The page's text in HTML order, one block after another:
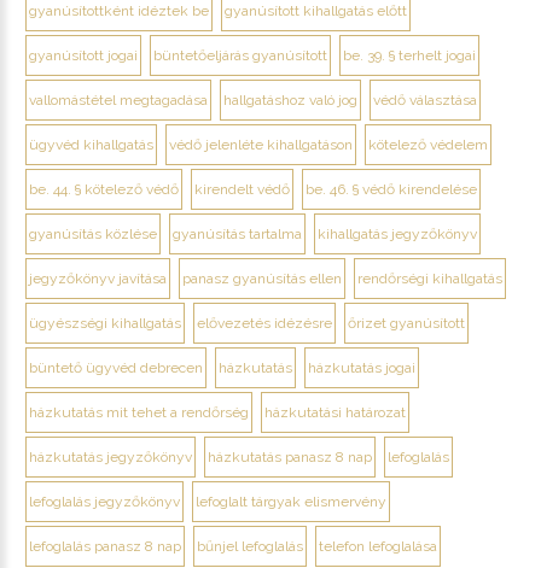
gyanúsítottként idéztek be gyanúsított kihallgatás előtt
gyanúsított jogai büntetőeljárás gyanúsított be. 39. § terhelt jogai
vallomástétel megtagadása hallgatáshoz való jog védő választása
ügyvéd kihallgatás védő jelenléte kihallgatáson kötelező védelem
be. 44. § kötelező védő kirendelt védő be. 46. § védő kirendelése
gyanúsítás közlése gyanúsítás tartalma kihallgatás jegyzőkönyv
jegyzőkönyv javítása panasz gyanúsítás ellen rendőrségi kihallgatás
ügyészségi kihallgatás elővezetés idézésre őrizet gyanúsított
büntető ügyvéd debrecen házkutatás házkutatás jogai
házkutatás mit tehet a rendőrség házkutatási határozat
házkutatás jegyzőkönyv házkutatás panasz 8 nap lefoglalás
lefoglalás jegyzőkönyv lefoglalt tárgyak elismervény
lefoglalás panasz 8 nap bűnjel lefoglalás telefon lefoglalása